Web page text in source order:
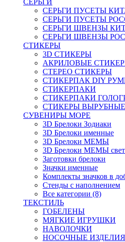
СЕРЬГИ
СЕРЬГИ ПУСЕТЫ
СЕРЬГИ ПУСЕТЫ
СЕРЬГИ ШВЕНЗЫ
СЕРЬГИ ШВЕНЗЫ
СТИКЕРЫ
3D СТИКЕРЫ
АКРИЛОВЫЕ
СТЕРЕО СТИКЕРЫ
СТИКЕРПАК DIY
СТИКЕРПАКИ
СТИКЕРПАКИ
СТИКЕРЫ ВЫРУБНЫЕ
СУВЕНИРЫ МОРЕ
3D Брелоки Зодиаки
3D Брелоки именные
3D Брелоки МЕМЫ
3D Брелоки МЕМЫ
Заготовки брелоки
Значки именные
Комплекты значков в
Стенды с наполнением
Все категории (8)
ТЕКСТИЛЬ
ГОБЕЛЕНЫ
МЯГКИЕ ИГРУШКИ
НАВОЛОЧКИ
НОСОЧНЫЕ ИЗДЕЛИЯ